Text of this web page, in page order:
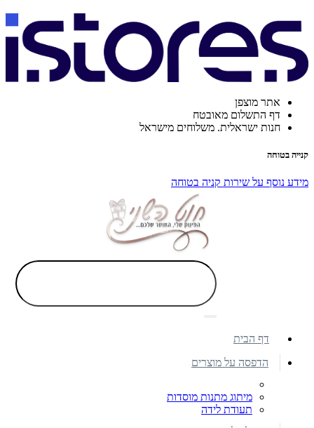
אתר מוצפן
דף התשלום מאובטח
חנות ישראלית. משלוחים מישראל
קנייה בטוחה
מידע נוסף על שירות קניה בטוחה
דף הבית
הדפסה על מוצרים
מיתוג מתנות מוסדות
תעודת לידה